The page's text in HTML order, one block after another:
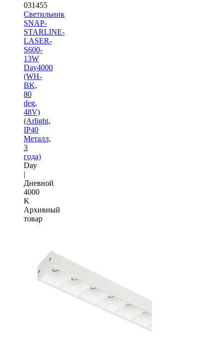
031455
Светильник
SNAP-
STARLINE-
LASER-
S600-
13W
Day4000
(WH-
BK,
80
deg,
48V)
(Arlight,
IP40
Металл,
3
года)
Day
|
Дневной
4000
K
Архивный
товар